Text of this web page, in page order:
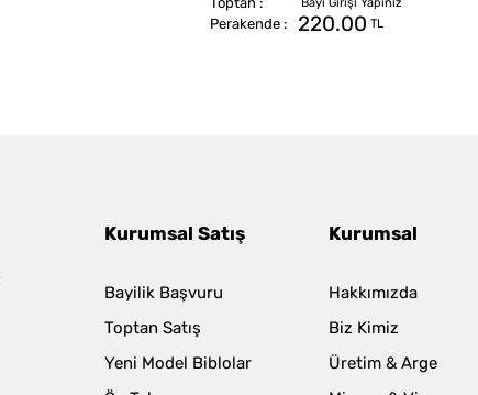
220.00 TL
Kurumsal Satış
Bayilik Başvuru
Toptan Satış
Yeni Model Biblolar
Kurumsal
Hakkımızda
Biz Kimiz
Üretim & Arge